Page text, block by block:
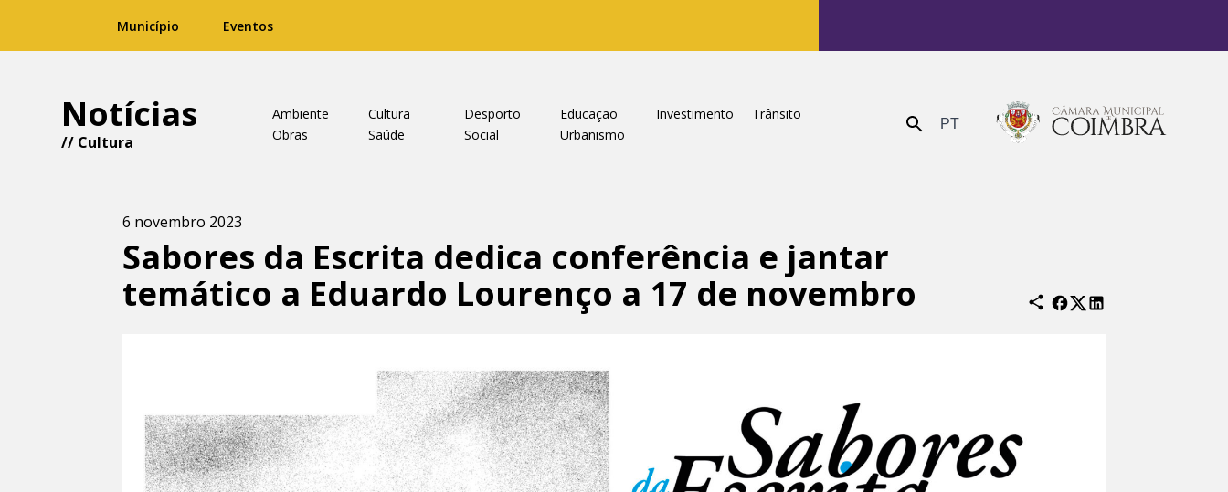
Município Eventos
Notícias
// Cultura
Ambiente Cultura Desporto Educação Investimento
Trânsito
Obras
Saúde Social Urbanismo Enviar PT
6 novembro 2023
Sabores da Escrita dedica conferência e jantar
temático a Eduardo Lourenço a 17 de novembro